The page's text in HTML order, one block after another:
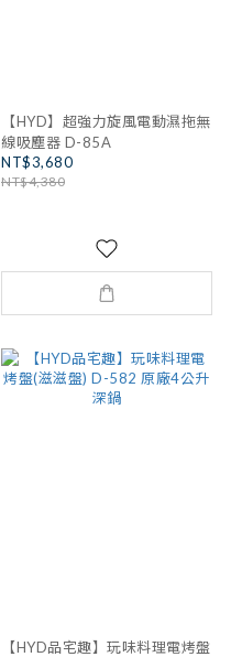
【HYD】超強力旋風電動濕拖無
線吸塵器 D-85A
NT$3,680
NT$4,380
【HYD品宅趣】玩味料理電烤盤